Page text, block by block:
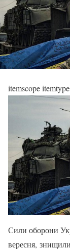
itemscope
Сили оборони
вересня,